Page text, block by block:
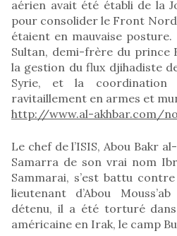
aérien avait été établi de la
pour consolider le Front Nord
étaient en mauvaise posture.
Sultan, demi-frère du prince
la gestion du flux djihadiste
Syrie, et la coordination
ravitaillement en armes et
http://www.al-akhbar.com/
Le chef de l’ISIS, Abou Bakr
Samarra de son vrai nom
Sammarai, s’est battu
lieutenant d’Abou
détenu, il a été torturé
américaine en Irak, le camp